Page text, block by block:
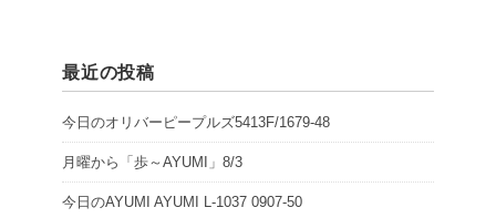
最近の投稿
今日のオリバーピープルズ5413F/1679-48
月曜から「歩～AYUMI」8/3
今日のAYUMI AYUMI L-1037 0907-50